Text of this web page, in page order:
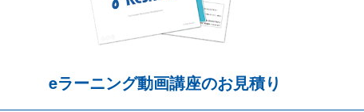
eラーニング動画講座のお見積り